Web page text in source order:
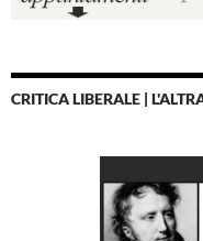
CRITICA LIBERALE |